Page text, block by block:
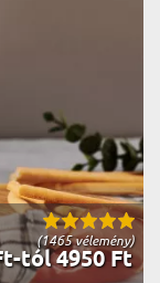
(1465 vélemény)
tól 4950 Ft